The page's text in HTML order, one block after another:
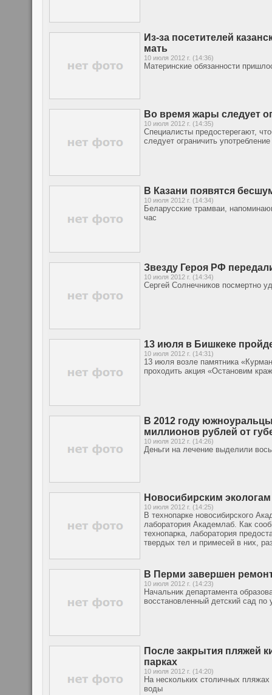
Из-за посетителей
мать
10 июля 2012 г. (14:36)
Материнские обязанности
Во время жары следует
10 июля 2012 г. (14:35)
Специалисты предостерегают,
следует ограничить
В Казани появятся
10 июля 2012 г. (14:34)
Беларусские трамваи,
час
Звезду Героя РФ
10 июля 2012 г. (14:34)
Сергей Солнечников посмертно
13 июля в Бишкеке
10 июля 2012 г. (14:31)
13 июля возле памятника
проходить акция «Остановим
В 2012 году
миллионов рублей от
10 июля 2012 г. (14:26)
Деньги на лечение выделили
Новосибирским
10 июля 2012 г. (14:25)
В технопарке новосибирского
лаборатория Академлаб. Как
технопарка, лаборатория
твердых тел и примесей в них,
В Перми завершен
10 июля 2012 г. (14:23)
Начальник департамента
восстановленный детский сад
После закрытия пляжей
парках
10 июля 2012 г. (14:20)
На нескольких столичных
воды